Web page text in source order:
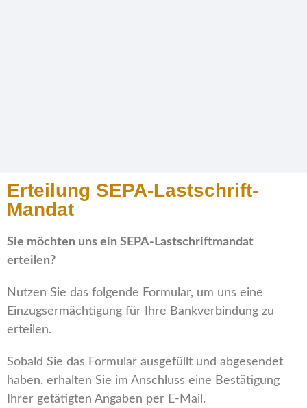
SEPA
Erteilung SEPA-Lastschrift-
Mandat
Sie möchten uns ein SEPA-Lastschriftmandat
erteilen?
Nutzen Sie das folgende Formular, um uns eine
Einzugsermächtigung für Ihre Bankverbindung zu
erteilen.
Sobald Sie das Formular ausgefüllt und abgesendet
haben, erhalten Sie im Anschluss eine Bestätigung
Ihrer getätigten Angaben per E-Mail.